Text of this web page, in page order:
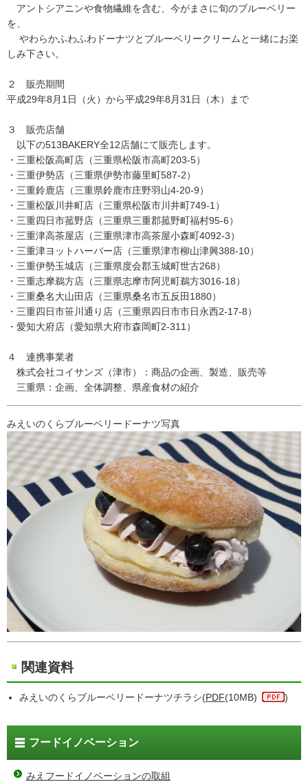
アントシアニンや食物繊維を含む、今がまさに旬のブルーベリー
を、
やわらかふわふわドーナツとブルーベリークリームと一緒にお楽
しみ下さい。
２ 販売期間
平成29年8月1日（火）から平成29年8月31日（木）まで
３ 販売店舗
以下の513BAKERY全12店舗にて販売します。
・三重松阪高町店（三重県松阪市高町203-5）
・三重伊勢店（三重県伊勢市藤里町587-2）
・三重鈴鹿店（三重県鈴鹿市庄野羽山4-20-9）
・三重松阪川井町店（三重県松阪市川井町749-1）
・三重四日市菰野店（三重県三重郡菰野町福村95-6）
・三重津高茶屋店（三重県津市高茶屋小森町4092-3）
・三重津ヨットハーバー店（三重県津市柳山津興388-10）
・三重伊勢玉城店（三重県度会郡玉城町世古268）
・三重志摩鵜方店（三重県志摩市阿児町鵜方3016-18）
・三重桑名大山田店（三重県桑名市五反田1880）
・三重四日市笹川通り店（三重県四日市市日永西2-17-8）
・愛知大府店（愛知県大府市森岡町2-311）
４ 連携事業者
株式会社コイサンズ（津市）：商品の企画、製造、販売等
三重県：企画、全体調整、県産食材の紹介
みえいのくらブルーベリードーナツ写真
関連資料
みえいのくらブルーベリードーナツチラシ(PDF(10MB) )
フードイノベーション
みえフードイノベーションの取組